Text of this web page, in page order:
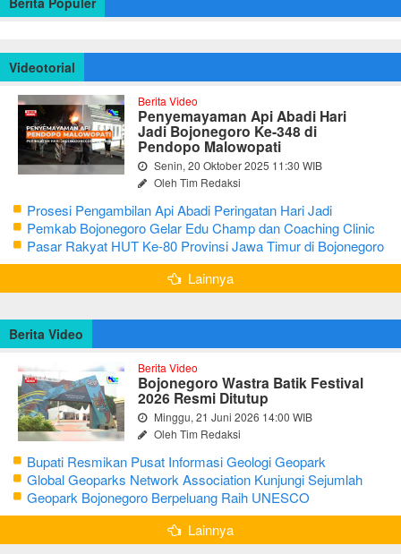
Videotorial
Berita Video
Penyemayaman Api Abadi Hari
Jadi Bojonegoro Ke-348 di
Pendopo Malowopati
Senin, 20 Oktober 2025 11:30 WIB
Oleh Tim Redaksi
Prosesi Pengambilan Api Abadi Peringatan Hari Jadi
Bojonegoro Ke-348
Pemkab Bojonegoro Gelar Edu Champ dan Coaching Clinic
Seni Reog dan Jaranan
Pasar Rakyat HUT Ke-80 Provinsi Jawa Timur di Bojonegoro
Lainnya
Berita Video
Berita Video
Bojonegoro Wastra Batik Festival
2026 Resmi Ditutup
Minggu, 21 Juni 2026 14:00 WIB
Oleh Tim Redaksi
Bupati Resmikan Pusat Informasi Geologi Geopark
Bojonegoro
Global Geoparks Network Association Kunjungi Sejumlah
Geosite di Bojonegoro
Geopark Bojonegoro Berpeluang Raih UNESCO
Global Geopark
Lainnya